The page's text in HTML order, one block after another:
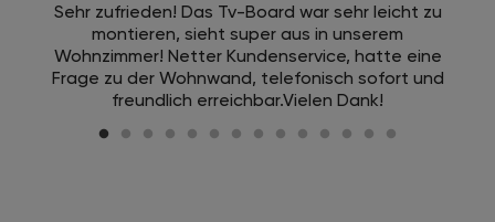
Sehr zufrieden! Das Tv-Board war sehr leicht zu
montieren, sieht super aus in unserem
Wohnzimmer! Netter Kundenservice, hatte eine
Frage zu der Wohnwand, telefonisch sofort und
freundlich erreichbar.Vielen Dank!